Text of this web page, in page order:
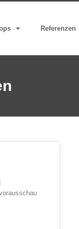
Referenzen